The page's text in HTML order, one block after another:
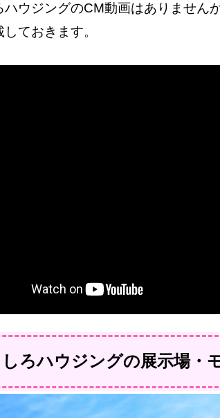
ハウジングのCM動画はありません
ておきます。
しろハウジングの展示場・